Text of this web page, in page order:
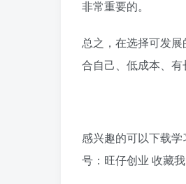
非常重要的。
总之，在选择可发
合自己、低成本、有
感兴趣的可以下载
号：旺仔创业 收藏